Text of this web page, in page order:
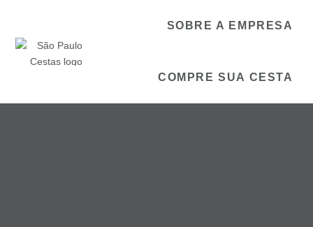
SOBRE A EMPRESA
COMPRE SUA CESTA